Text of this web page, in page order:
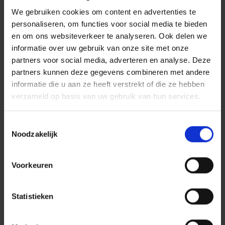
We gebruiken cookies om content en advertenties te
personaliseren, om functies voor social media te bieden
en om ons websiteverkeer te analyseren. Ook delen we
informatie over uw gebruik van onze site met onze
partners voor social media, adverteren en analyse. Deze
partners kunnen deze gegevens combineren met andere
informatie die u aan ze heeft verstrekt of die ze hebben
verzameld op basis van uw gebruik van hun services.
Noodzakelijk
Voorkeuren
Statistieken
kloppen of de omstandigheden onduidelijk zijn, hoeft u
zich daar niet zomaar bij neer te leggen.
Gepost in:Voertuig 15 juli 2026
keuring vanaf 1 september 2026